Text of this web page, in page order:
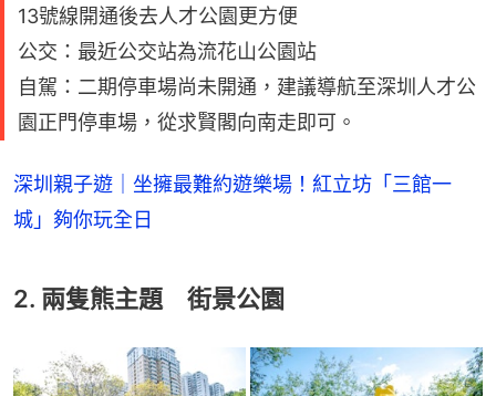
13號線開通後去人才公園更方便
公交：最近公交站為流花山公園站
自駕：二期停車場尚未開通，建議導航至深圳人才公
園正門停車場，從求賢閣向南走即可。
深圳親子遊｜坐擁最難約遊樂場！紅立坊「三館一
城」夠你玩全日
2. 兩隻熊主題 街景公園